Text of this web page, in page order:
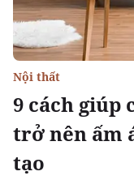
9 cách giúp
trở nên ấm
tạo
Nội thất